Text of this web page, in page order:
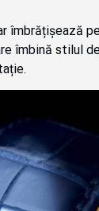
îmbrățișează
îmbină stilul